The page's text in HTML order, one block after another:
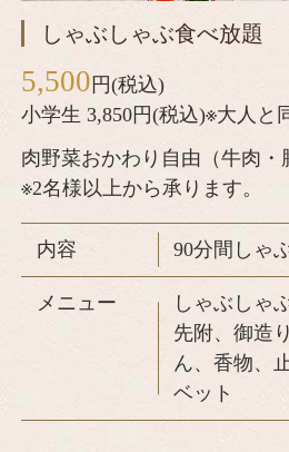
しゃぶしゃぶ食べ放題
5,500円(税込)
小学生 3,850円(税込)※大人と
肉野菜おかわり自由（牛肉・
※2名様以上から承ります。
内容 90分間しゃ
メニュー
しゃぶしゃ
先附、御造
ん、香物、
ベット